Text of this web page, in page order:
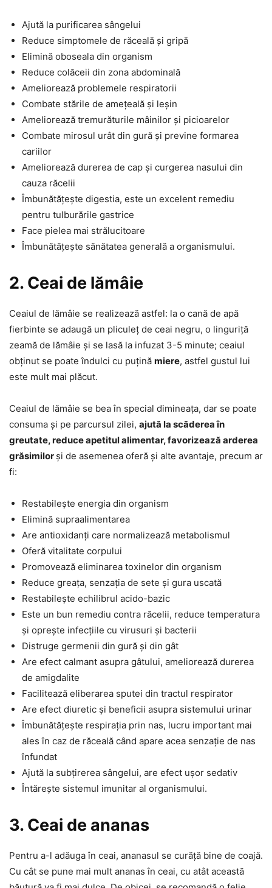
Ajută la purificarea sângelui
Reduce simptomele de răceală și gripă
Elimină oboseala din organism
Reduce colăceii din zona abdominală
Ameliorează problemele respiratorii
Combate stările de amețeală și leșin
Ameliorează tremurăturile mâinilor și picioarelor
Combate mirosul urât din gură și previne formarea
cariilor
Ameliorează durerea de cap și curgerea nasului din
cauza răcelii
Îmbunătățește digestia, este un excelent remediu
pentru tulburările gastrice
Face pielea mai strălucitoare
Îmbunătățește sănătatea generală a organismului.
2. Ceai de lămâie
Ceaiul de lămâie se realizează astfel: la o cană de apă
fierbinte se adaugă un pliculeț de ceai negru, o linguriță
zeamă de lămâie și se lasă la infuzat 3-5 minute; ceaiul
obținut se poate îndulci cu puțină miere, astfel gustul lui
este mult mai plăcut.
Ceaiul de lămâie se bea în special dimineața, dar se poate
consuma și pe parcursul zilei, ajută la scăderea în
greutate, reduce apetitul alimentar, favorizează arderea
grăsimilor și de asemenea oferă și alte avantaje, precum ar
fi:
Restabilește energia din organism
Elimină supraalimentarea
Are antioxidanți care normalizează metabolismul
Oferă vitalitate corpului
Promovează eliminarea toxinelor din organism
Reduce greața, senzația de sete și gura uscată
Restabilește echilibrul acido-bazic
Este un bun remediu contra răcelii, reduce temperatura
și oprește infecțiile cu virusuri și bacterii
Distruge germenii din gură și din gât
Are efect calmant asupra gâtului, ameliorează durerea
de amigdalite
Facilitează eliberarea sputei din tractul respirator
Are efect diuretic și beneficii asupra sistemului urinar
Îmbunătățește respirația prin nas, lucru important mai
ales în caz de răceală când apare acea senzație de nas
înfundat
Ajută la subțirerea sângelui, are efect ușor sedativ
Întărește sistemul imunitar al organismului.
3. Ceai de ananas
Pentru a-l adăuga în ceai, ananasul se curăță bine de coajă.
Cu cât se pune mai mult ananas în ceai, cu atât această